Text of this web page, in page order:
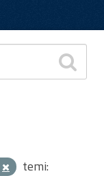
temi: